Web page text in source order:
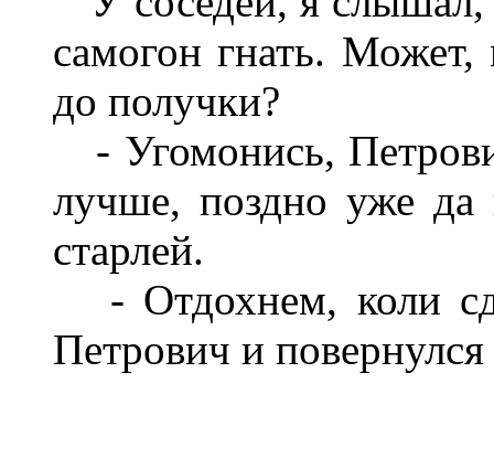
самогон гнать.
до получки?
- Угомонись,
лучше, поздно уже да
старлей.
- Отдохнем, коли
Петрович и